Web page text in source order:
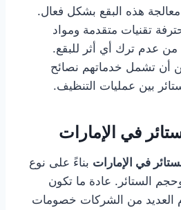
هذه البقع بشكل فعال.
تقنيات متقدمة ومواد
عدم ترك أي أثر للبقع.
أن تشمل خدماتهم نصائح
بين عمليات التنظيف.
في الإمارات
في الإمارات بناءً على نوع
الستائر. عادة ما تكون
العديد من الشركات خصومات